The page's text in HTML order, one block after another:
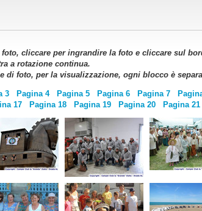
cliccare per ingrandire la foto e cliccare sul
a rotazione continua.
di foto, per la visualizzazione, ogni blocco è
3 Pagina 4 Pagina 5 Pagina 6 Pagina 7
17 Pagina 18 Pagina 19 Pagina 20 Pagina 21